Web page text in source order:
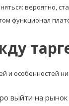
вероятно,
функционал
и особенностей
выйти на